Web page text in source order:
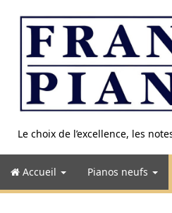
contenu
Le choix de l’excellence, les
Accueil Pianos neufs